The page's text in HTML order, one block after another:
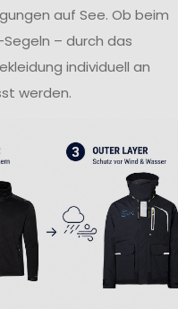
auf See. Ob beim
– durch das
individuell an
werden.